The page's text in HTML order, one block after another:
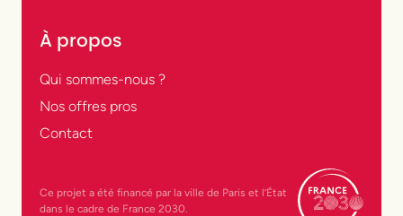
À propos
Qui sommes-nous ?
Nos offres pros
Contact
Ce projet a été financé par la ville de Paris et l’État
dans le cadre de France 2030.